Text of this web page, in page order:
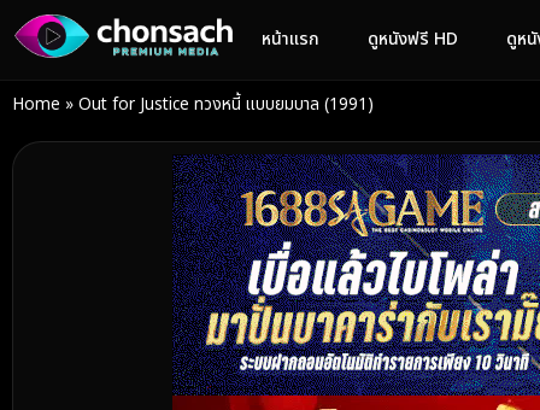
หน้าแรก ดูหนังฟรี HD ดูห
Home » Out for Justice ทวงหนี้ แบบยมบาล (1991)